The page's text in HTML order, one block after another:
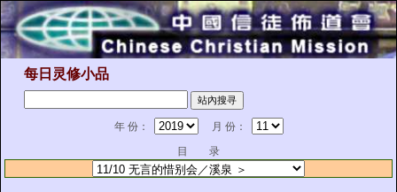
每日灵修小品
年 份：
月 份：
目 录